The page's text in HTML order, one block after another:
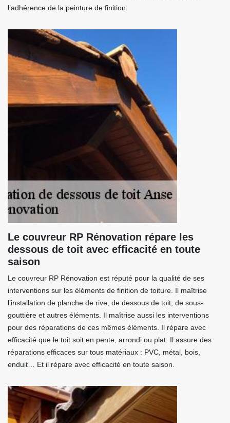
l’adhérence de la peinture de finition.
Le couvreur RP Rénovation répare les
dessous de toit avec efficacité en toute
saison
Le couvreur RP Rénovation est réputé pour la qualité de ses
interventions sur les éléments de finition de toiture. Il maîtrise
l’installation de planche de rive, de dessous de toit, de sous-
gouttière et autres éléments. Il maîtrise aussi les interventions
pour des réparations de ces mêmes éléments. Il répare avec
efficacité que le toit soit en pente, arrondi ou plat. Il assure des
réparations efficaces sur tous matériaux : PVC, métal, bois,
enduit… Et il répare avec efficacité en toute saison.